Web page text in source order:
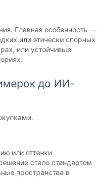
Главная особенность —
или этически спорных
или устойчивые
до ИИ-
или оттенки
стало стандартом
пространства в